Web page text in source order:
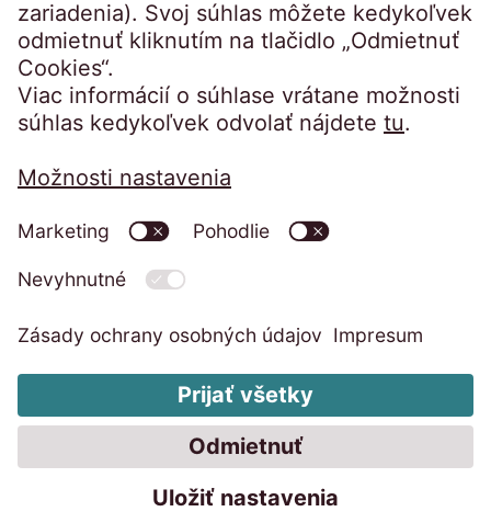
Právne záležitosti Odtlačok
Reklamačný poriadok
Všeobecné obchodné podmienky
Systém na ochranu oznamovateľov